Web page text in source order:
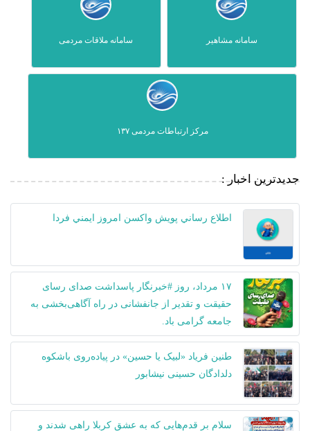
سامانه مشاهیر سامانه ملاقات مردمی
مرکز ارتباطات مردمی ۱۳۷
جدیدترین اخبار :
اطلاع رساني پويش واكسن امروز ايمني فردا
۱۷ مرداد، روز #خبرنگار پاسداشت صدای رسای
حقیقت و تقدیر از جانفشانی در راه آگاهی‌بخشی به
جامعه گرامی باد.
طنین فریاد «لبیک یا حسین» در پیاده‌روی باشکوه
دلدادگان حسینی نیشابور
سلام بر قدم‌هایی که به عشق کربلا راهی شدند و